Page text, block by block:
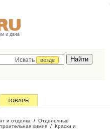
и дача
Искать
везде
ТОВАРЫ
и отделка / Отделочные
химия / Краски и